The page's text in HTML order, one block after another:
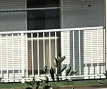
に恩返しをしながら たくさん
場所にしていきたい と思って
きよろしくお願